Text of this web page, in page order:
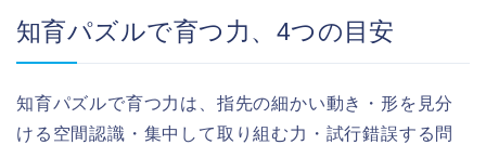
知育パズルで育つ力、4つの目安
知育パズルで育つ力は、指先の細かい動き・形を見分
ける空間認識・集中して取り組む力・試行錯誤する問